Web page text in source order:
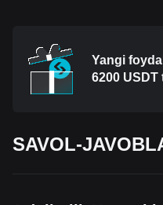
Yangi
6200 USDT
SAVOL-